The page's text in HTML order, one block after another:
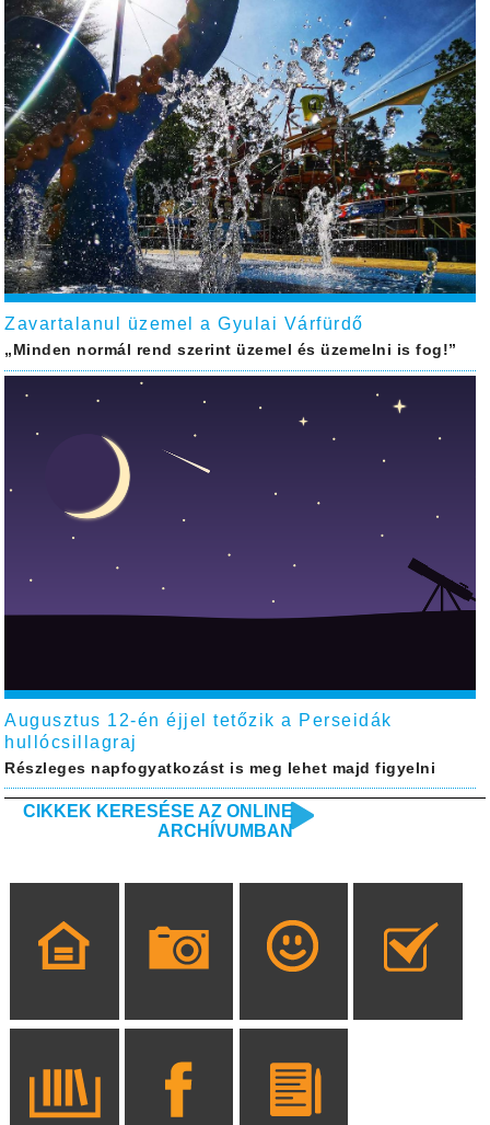
Zavartalanul üzemel a Gyulai Várfürdő
„Minden normál rend szerint üzemel és üzemelni is fog!”
Augusztus 12-én éjjel tetőzik a Perseidák
hullócsillagraj
Részleges napfogyatkozást is meg lehet majd figyelni
CIKKEK KERESÉSE AZ ONLINE
ARCHÍVUMBAN